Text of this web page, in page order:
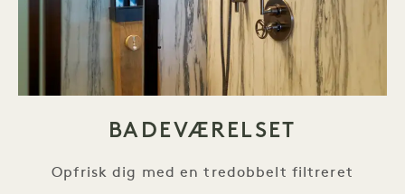
BADEVÆRELSET
Opfrisk dig med en tredobbelt filtreret